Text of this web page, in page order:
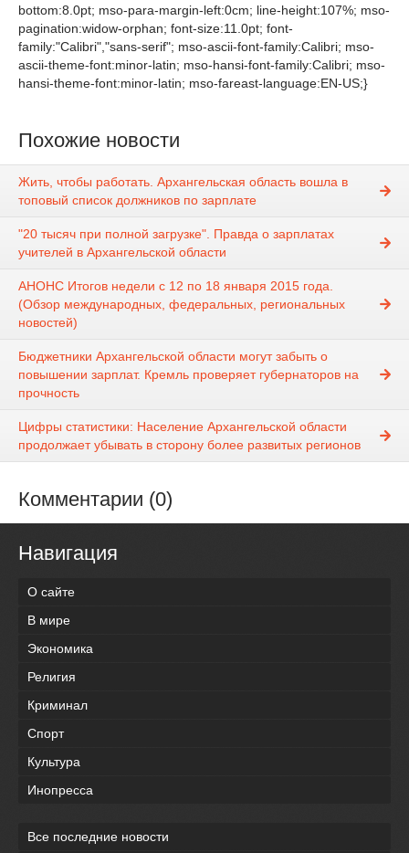
bottom:8.0pt; mso-para-margin-left:0cm; line-height:107%; mso-
pagination:widow-orphan; font-size:11.0pt; font-
family:"Calibri","sans-serif"; mso-ascii-font-family:Calibri; mso-
ascii-theme-font:minor-latin; mso-hansi-font-family:Calibri; mso-
hansi-theme-font:minor-latin; mso-fareast-language:EN-US;}
Похожие новости
Жить, чтобы работать. Архангельская область вошла в
топовый список должников по зарплате
"20 тысяч при полной загрузке". Правда о зарплатах
учителей в Архангельской области
АНОНС Итогов недели с 12 по 18 января 2015 года.
(Обзор международных, федеральных, региональных
новостей)
Бюджетники Архангельской области могут забыть о
повышении зарплат. Кремль проверяет губернаторов на
прочность
Цифры статистики: Население Архангельской области
продолжает убывать в сторону более развитых регионов
Комментарии (0)
Навигация
О сайте
В мире
Экономика
Религия
Криминал
Спорт
Культура
Инопресса
Все последние новости